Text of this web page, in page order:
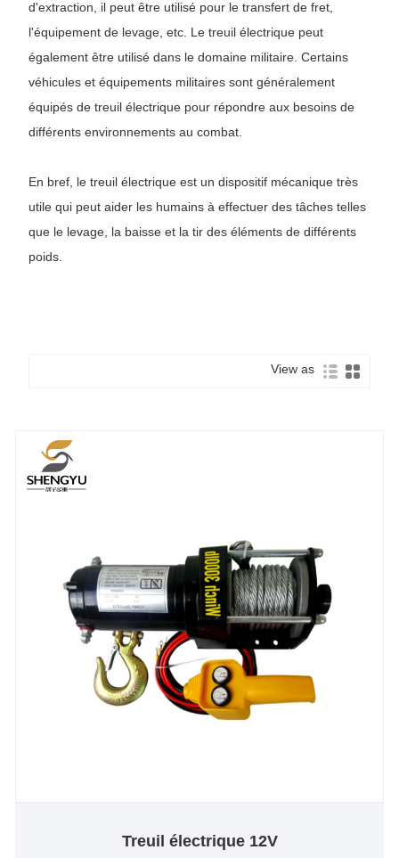
d'extraction, il peut être utilisé pour le transfert de fret,
l'équipement de levage, etc. Le treuil électrique peut
également être utilisé dans le domaine militaire. Certains
véhicules et équipements militaires sont généralement
équipés de treuil électrique pour répondre aux besoins de
différents environnements au combat.
En bref, le treuil électrique est un dispositif mécanique très
utile qui peut aider les humains à effectuer des tâches telles
que le levage, la baisse et la tir des éléments de différents
poids.
View as
Treuil électrique 12V